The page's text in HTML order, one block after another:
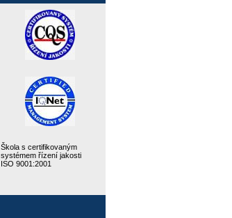
Škola s certifikovaným
systémem řízení jakosti
ISO 9001:2001